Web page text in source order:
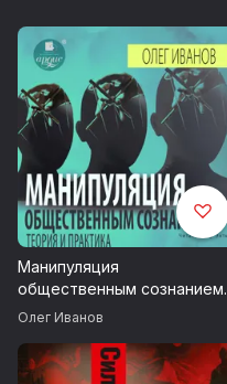
Манипуляция
общественным сознанием:
теория и практика
Олег Иванов